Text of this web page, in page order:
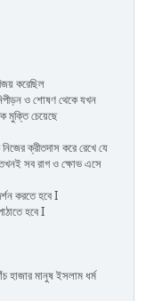
করেছিল
ও শোষণ থেকে যখন
মুক্তি চেয়েছে
ক্রীতদাস করে রেখে যে
সব রাগ ও ক্ষোভ এসে
করতে হবে I
হবে I
হাজার মানুষ ইসলাম ধর্ম